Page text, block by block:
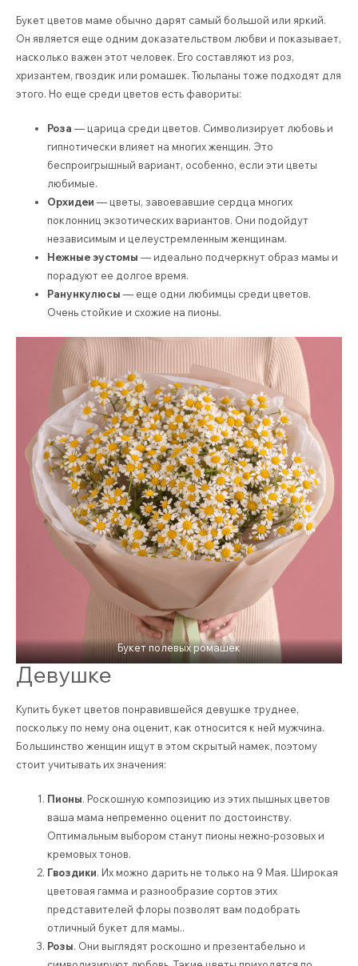
Букет цветов маме обычно дарят самый большой или яркий.
Он является еще одним доказательством любви и показывает,
насколько важен этот человек. Его составляют из роз,
хризантем, гвоздик или ромашек. Тюльпаны тоже подходят для
этого. Но еще среди цветов есть фавориты:
Роза — царица среди цветов. Символизирует любовь и
гипнотически влияет на многих женщин. Это
беспроигрышный вариант, особенно, если эти цветы
любимые.
Орхидеи — цветы, завоевавшие сердца многих
поклонниц экзотических вариантов. Они подойдут
независимым и целеустремленным женщинам.
Нежные эустомы — идеально подчеркнут образ мамы и
порадуют ее долгое время.
Ранункулюсы — еще одни любимцы среди цветов.
Очень стойкие и схожие на пионы.
Букет полевых ромашек
Девушке
Купить букет цветов понравившейся девушке труднее,
поскольку по нему она оценит, как относится к ней мужчина.
Большинство женщин ищут в этом скрытый намек, поэтому
стоит учитывать их значения:
Пионы. Роскошную композицию из этих пышных цветов
ваша мама непременно оценит по достоинству.
Оптимальным выбором станут пионы нежно-розовых и
кремовых тонов.
Гвоздики. Их можно дарить не только на 9 Мая. Широкая
цветовая гамма и разнообразие сортов этих
представителей флоры позволят вам подобрать
отличный букет для мамы..
Розы. Они выглядят роскошно и презентабельно и